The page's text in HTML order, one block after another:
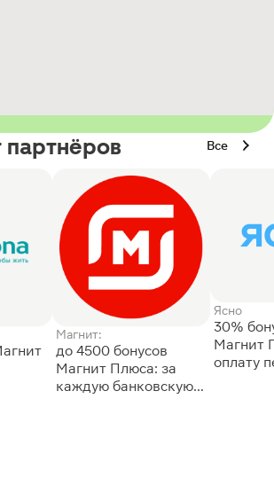
партнёров Все
Магнит:
до 4500 бонусов
Магнит Плюса: за
каждую банковскую
Ясно
30%
Магнит
оплату